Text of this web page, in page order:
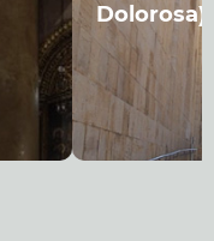
Dolorosa)"